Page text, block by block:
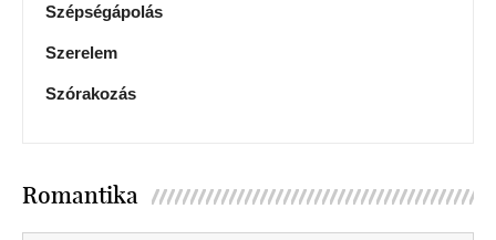
Szépségápolás
Szerelem
Szórakozás
Romantika